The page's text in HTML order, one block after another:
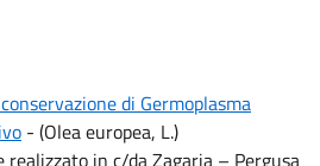
di Germoplasma
- (Olea europea, L.)
realizzato in c/da Zagaria – Pergusa